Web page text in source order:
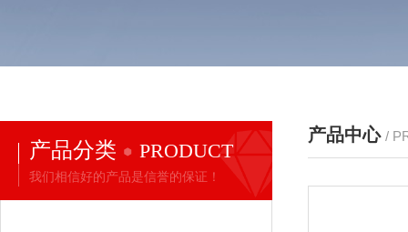
产品分类 PRODUCT
我们相信好的产品是信誉的保证！
产品中心 /